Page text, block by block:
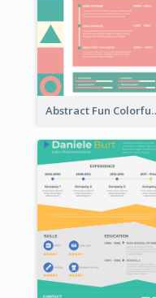
Abstract